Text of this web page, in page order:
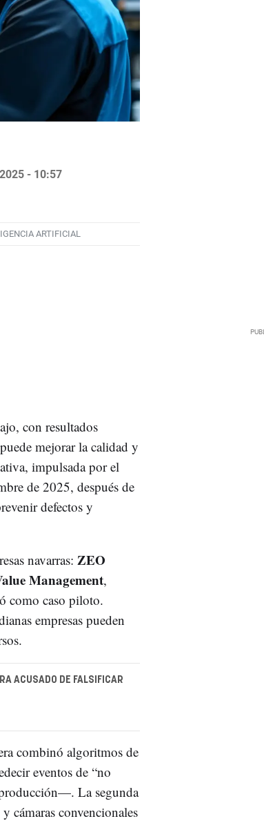
- 10:57
ARTIFICIAL
con resultados
puede mejorar la calidad y
impulsada por el
de 2025, después de
defectos y
navarras: ZEO
Management,
como caso piloto.
empresas pueden
ACUSADO DE FALSIFICAR
combinó algoritmos de
eventos de “no
La segunda
cámaras convencionales